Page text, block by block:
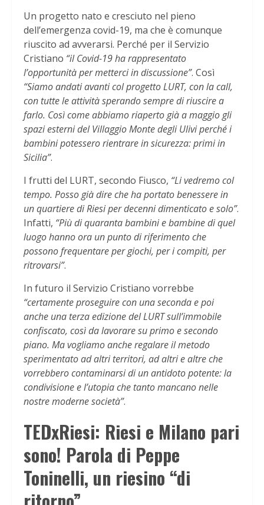
Un progetto nato e cresciuto nel pieno
dell’emergenza covid-19, ma che è comunque
riuscito ad avverarsi. Perché per il Servizio
Cristiano “il Covid-19 ha rappresentato
l’opportunità per metterci in discussione”. Così
“Siamo andati avanti col progetto LURT, con la call,
con tutte le attività sperando sempre di riuscire a
farlo. Così come abbiamo riaperto già a maggio gli
spazi esterni del Villaggio Monte degli Ulivi perché i
bambini potessero rientrare in sicurezza: primi in
Sicilia”.
I frutti del LURT, secondo Fiusco, “Li vedremo col
tempo. Posso già dire che ha portato benessere in
un quartiere di Riesi per decenni dimenticato e solo”.
Infatti, “Più di quaranta bambini e bambine di quel
luogo hanno ora un punto di riferimento che
possono frequentare per giochi, per i compiti, per
ritrovarsi”.
In futuro il Servizio Cristiano vorrebbe
“certamente proseguire con una seconda e poi
anche una terza edizione del LURT sull’immobile
confiscato, così da lavorare su primo e secondo
piano. Ma vogliamo anche regalare il metodo
sperimentato ad altri territori, ad altri e altre che
vorrebbero contaminarsi di un antidoto potente: la
condivisione e l’utopia che tanto mancano nelle
nostre moderne società”.
TEDxRiesi: Riesi e Milano pari
sono! Parola di Peppe
Toninelli, un riesino “di